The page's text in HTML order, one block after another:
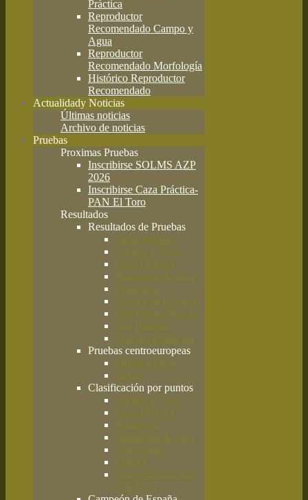
Práctica
Reproductor
Recomendado Campo y
Agua
Reproductor
Recomendado Morfología
Histórico Reproductor
Recomendado
Actualidady Noticias
Últimas noticias
Archivo de noticias
Pruebas
Proximas Pruebas
Inscribirse SOLMS AZP
2026
Inscribirse Caza Práctica-
PAN El Toro
Resultados
Resultados de Pruebas
Monográficas
Campo y Agua
Caza Práctica
Búsqueda de caza
Primavera
Clásica de codorniz
Disciplinas básicas
San Huberto
Jóvenes Promesas
Pruebas centroeuropeas
Deutsch Derby
Solms
Clasificación por puntos
Campo y Agua
Caza Práctica
Primavera
Búsqueda de caza
Morfología
Clásica
Campeón absoluto
C.E.B.A.